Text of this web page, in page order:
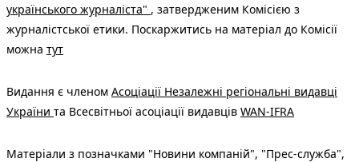
українського журналіста" , затвердженим Комісією з
журналістської етики. Поскаржитись на матеріал до Комісії
можна тут
Видання є членом Асоціації Незалежні регіональні видавці
України та Всесвітньої асоціації видавців WAN-IFRA
Матеріали з позначками "Новини компаній", "Прес-служба",